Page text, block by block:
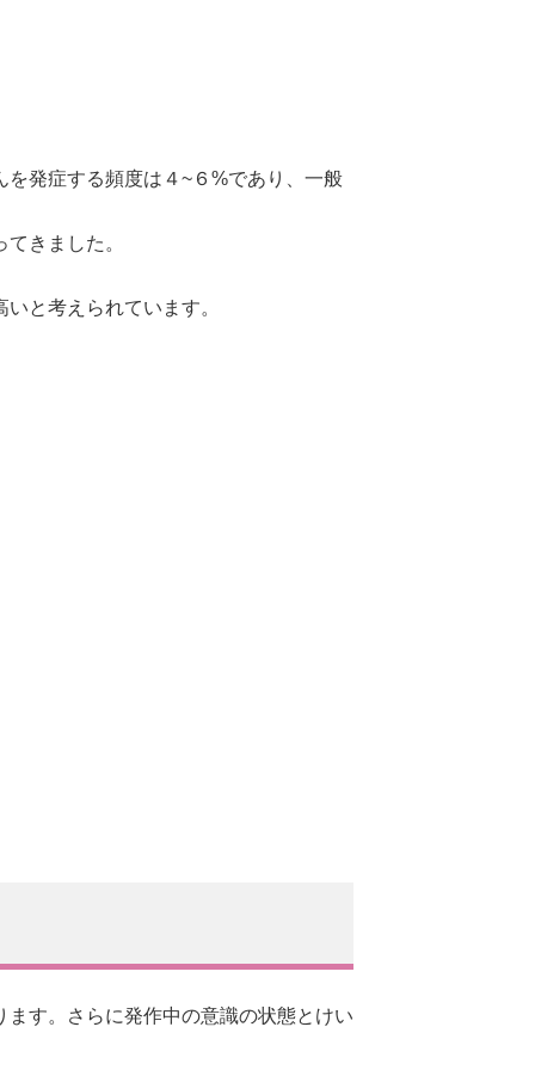
発症する頻度は４~６%であり、一般
きました。
と考えられています。
す。さらに発作中の意識の状態とけい